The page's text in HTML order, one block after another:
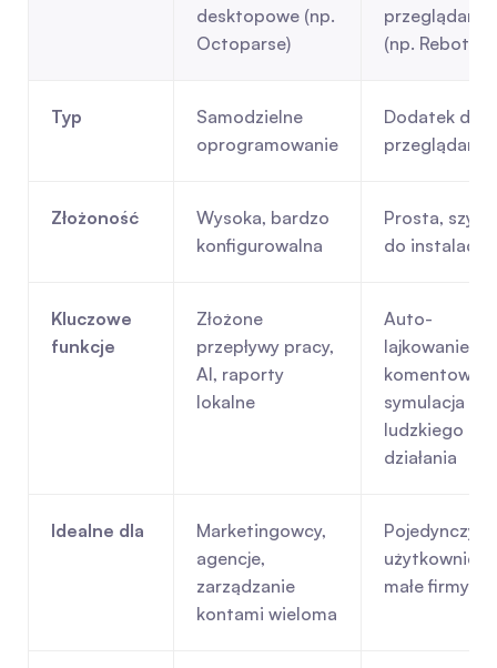
desktopowe (np.
Octoparse)
przeglądarki
(np. Rebotou)
Typ
Samodzielne
oprogramowanie
Dodatek do
przeglądarki
Złożoność
Wysoka, bardzo
konfigurowalna
Prosta,
do instalacji
Kluczowe
funkcje
Złożone
przepływy pracy,
AI, raporty
lokalne
Auto-
lajkowanie i
symulacja
ludzkiego
działania
Idealne dla
Marketingowcy,
agencje,
zarządzanie
kontami wieloma
Pojedynczy
użytkownicy,
małe firmy